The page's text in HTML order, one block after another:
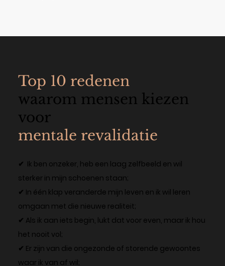
Top 10 redenen
waarom mensen kiezen
voor
mentale revalidatie
✔ Ik ben onzeker, heb een laag zelfbeeld en wil
sterker in mijn schoenen staan;
✔ In één klap veranderde mijn leven en ik wil leren
omgaan met die nieuwe realiteit;
✔ Als ik aan iets begin, lukt dat voor even, maar ik hou
het nooit vol;
✔ Er zijn van die ongezonde of storende gewoontes
waar ik van af wil;